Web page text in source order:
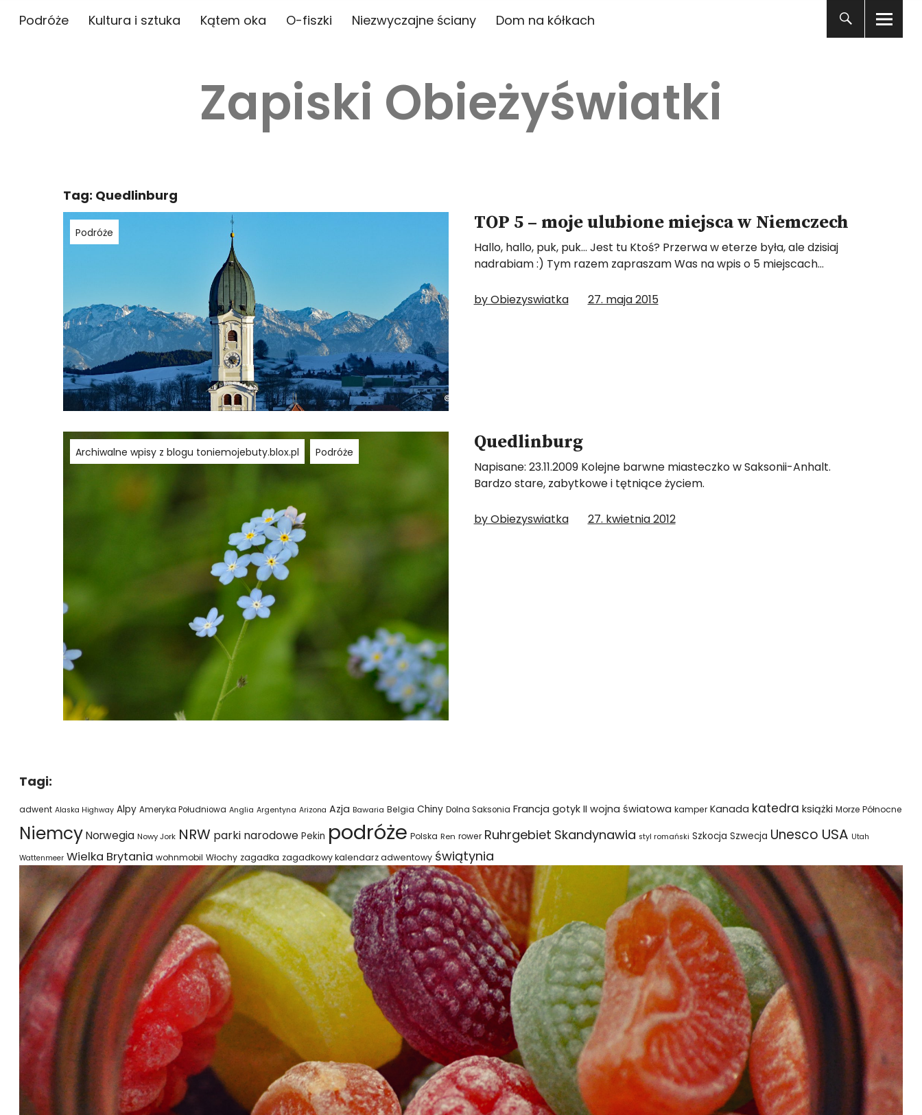
Podróże Kultura i sztuka Kątem oka O-fiszki Niezwyczajne ściany Dom na kółkach
Zapiski Obieżyświatki
Tag: Quedlinburg
Podróże TOP 5 – moje ulubione miejsca w Niemczech
Hallo, hallo, puk, puk… Jest tu Ktoś? Przerwa w eterze była, ale dzisiaj
nadrabiam :) Tym razem zapraszam Was na wpis o 5 miejscach…
by Obiezyswiatka 27. maja 2015
Archiwalne wpisy z blogu toniemojebuty.blox.pl Podróże Quedlinburg
Napisane: 23.11.2009 Kolejne barwne miasteczko w Saksonii-Anhalt.
Bardzo stare, zabytkowe i tętniące życiem.
by Obiezyswiatka 27. kwietnia 2012
Tagi:
adwent Alaska Highway Alpy Ameryka Południowa Anglia Argentyna Arizona Azja Bawaria Belgia Chiny Dolna Saksonia Francja gotyk II wojna światowa kamper Kanada katedra książki Morze Północne
NiemcyNorwegia Nowy Jork NRW parki narodowe Pekin podróże Polska Ren rower Ruhrgebiet Skandynawia styl romański Szkocja Szwecja Unesco USA Utah
Wattenmeer Wielka Brytania wohnmobil Włochy zagadka zagadkowy kalendarz adwentowy świątynia